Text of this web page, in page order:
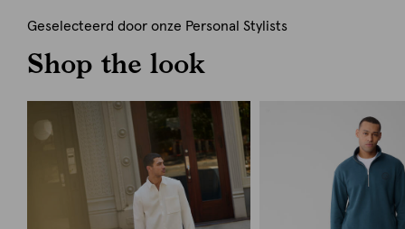
Geselecteerd door onze Personal Stylists
Shop the look